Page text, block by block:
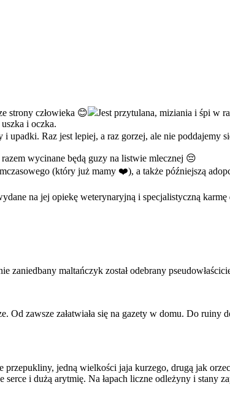
strony człowieka 😊
Jest przytulana, miziania i śpi w
i oczka.
upadki. Raz jest lepiej, a raz gorzej, ale nie poddajemy
wycinane będą guzy na listwie mlecznej 😔
(który już mamy ❤️), a także późniejszą
na jej opiekę weterynaryjną i specjalistyczną karmę
maltańczyk został odebrany
Od zawsze załatwiała się na gazety w domu. Do
przepukliny, jedną wielkości jaja kurzego, drugą jak
i dużą arytmię. Na łapach liczne odleżyny i stany